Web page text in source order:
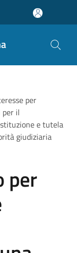
per
il
e tutela
giudiziaria
per